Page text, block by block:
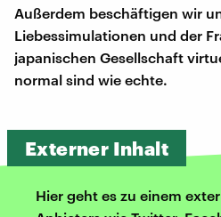
Außerdem beschäftigen wir
Liebessimulationen und der
japanischen Gesellschaft
normal sind wie echte.
Externer Inhalt
Hier geht es zu einem